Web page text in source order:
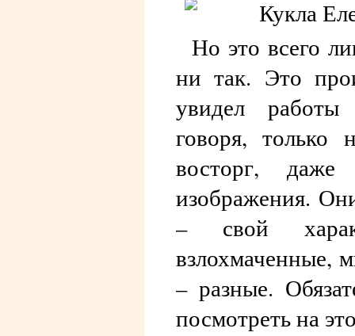
Но это всего
ни так. Это
увидел
говоря,
восторг,
изображения.
– свой
взлохмаченные,
– разные.
посмотреть на